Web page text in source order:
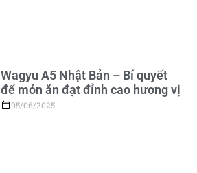
Wagyu A5 Nhật Bản – Bí quyết
để món ăn đạt đỉnh cao hương vị
05/06/2025